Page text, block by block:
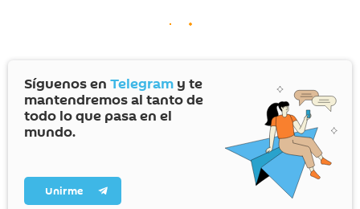
Síguenos en Telegram y te
mantendremos al tanto de
todo lo que pasa en el
mundo.
Unirme